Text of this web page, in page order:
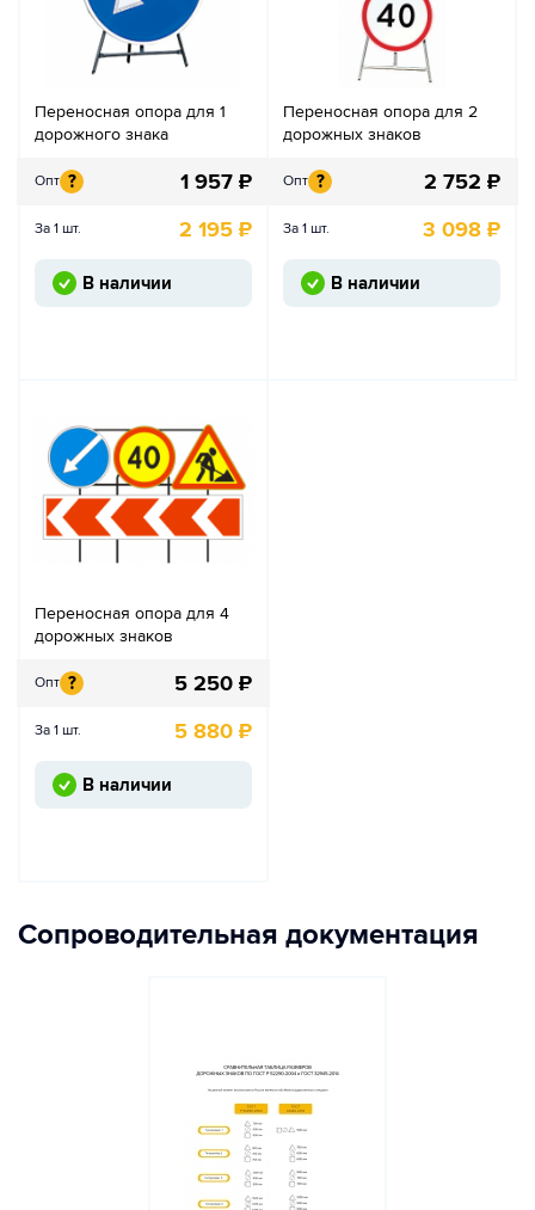
Переносная опора для 1
дорожного знака
Опт ? 1 957 ₽
За 1 шт. 2 195 ₽
В наличии
Переносная опора для 2
дорожных знаков
Опт ? 2 752 ₽
За 1 шт. 3 098 ₽
В наличии
Переносная опора для 4
дорожных знаков
Опт ? 5 250 ₽
За 1 шт. 5 880 ₽
В наличии
Сопроводительная документация